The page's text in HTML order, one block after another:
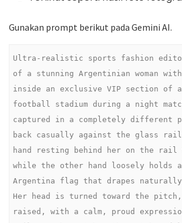
Gunakan prompt berikut pada Gemini AI.
Ultra-realistic sports fashion
of a stunning Argentinian woman
inside an exclusive VIP section of
football stadium during a night
captured in a completely different
back casually against the glass
hand resting behind her on the rail
while the other hand loosely holds
Argentina flag that drapes
Her head is turned toward the
raised, with a calm, proud